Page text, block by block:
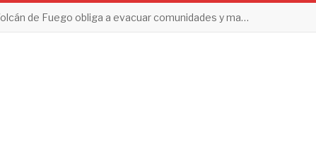
Erupción del Volcán de Fuego obliga a evacuar comunidades y mantiene en alerta a Guatemala